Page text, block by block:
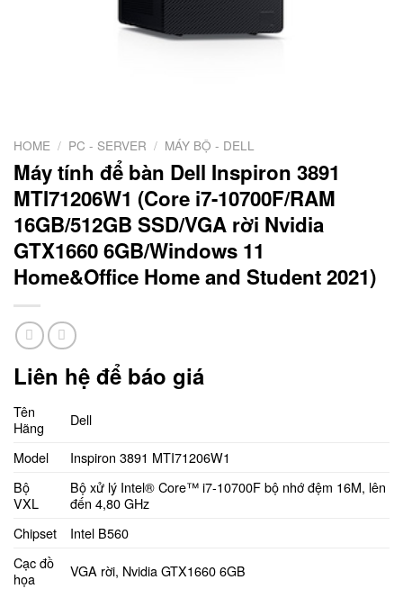
HOME / PC - SERVER / MÁY BỘ - DELL
Máy tính để bàn Dell Inspiron 3891
MTI71206W1 (Core i7-10700F/RAM
16GB/512GB SSD/VGA rời Nvidia
GTX1660 6GB/Windows 11
Home&Office Home and Student 2021)
Liên hệ để báo giá
Tên
Hãng
Dell
Model
Inspiron 3891 MTI71206W1
Bộ
VXL
Bộ xử lý Intel® Core™ i7-10700F bộ nhớ đệm 16M, lên
đến 4,80 GHz
Chipset
Intel B560
Cạc đồ
họa
VGA rời, Nvidia GTX1660 6GB